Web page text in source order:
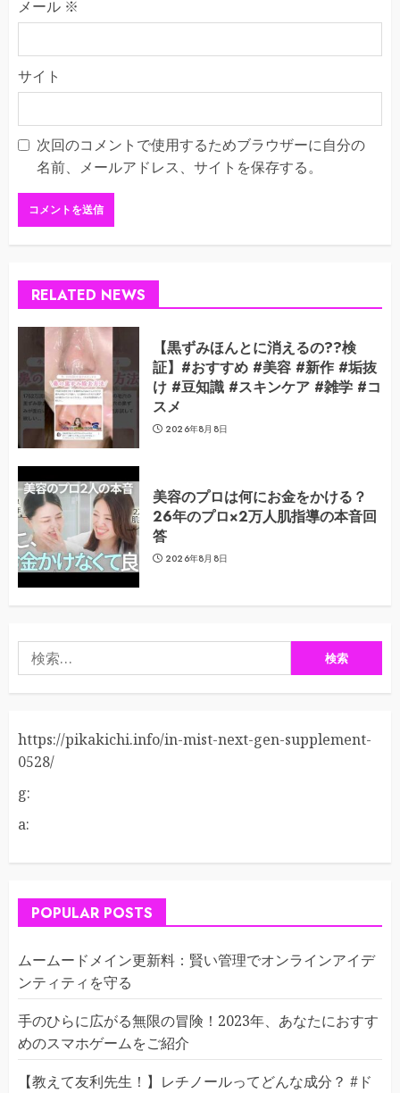
メール ※
サイト
次回のコメントで使用するためブラウザーに自分の
名前、メールアドレス、サイトを保存する。
RELATED NEWS
【黒ずみほんとに消えるの??検
証】#おすすめ #美容 #新作 #垢抜
け #豆知識 #スキンケア #雑学 #コ
スメ
2026年8月8日
美容のプロは何にお金をかける？
26年のプロ×2万人肌指導の本音回
答
2026年8月8日
索:
https://pikakichi.info/in-mist-next-gen-supplement-
0528/
g:
a:
POPULAR POSTS
ムームードメイン更新料：賢い管理でオンラインアイデ
ンティティを守る
手のひらに広がる無限の冒険！2023年、あなたにおすす
めのスマホゲームをご紹介
【教えて友利先生！】レチノールってどんな成分？ #ド